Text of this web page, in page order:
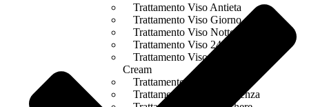
Trattamento Viso Antieta
Trattamento Viso Giorno
Trattamento Viso Notte
Trattamento Viso 24 Ore
Trattamento Viso Bb E Cc
Cream
Trattamento Viso Occhi
Trattamento Viso Detergenza